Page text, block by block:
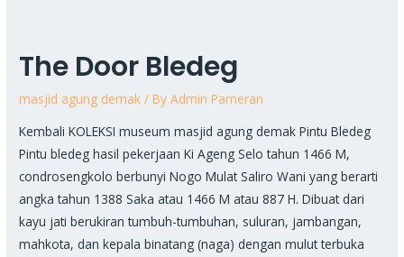
The Door Bledeg
masjid agung demak / ByAdmin Pameran
Kembali KOLEKSI museum masjid agung demak Pintu Bledeg
Pintu bledeg hasil pekerjaan Ki Ageng Selo tahun 1466 M,
condrosengkolo berbunyi Nogo Mulat Saliro Wani yang berarti
angka tahun 1388 Saka atau 1466 M atau 887 H. Dibuat dari
kayu jati berukiran tumbuh-tumbuhan, suluran, jambangan,
mahkota, dan kepala binatang (naga) dengan mulut terbuka
Bledeg